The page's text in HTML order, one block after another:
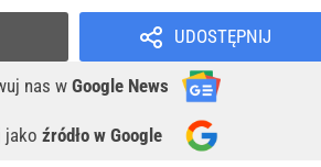
UDOSTĘPNIJ
nas w Google News
jako źródło w Google